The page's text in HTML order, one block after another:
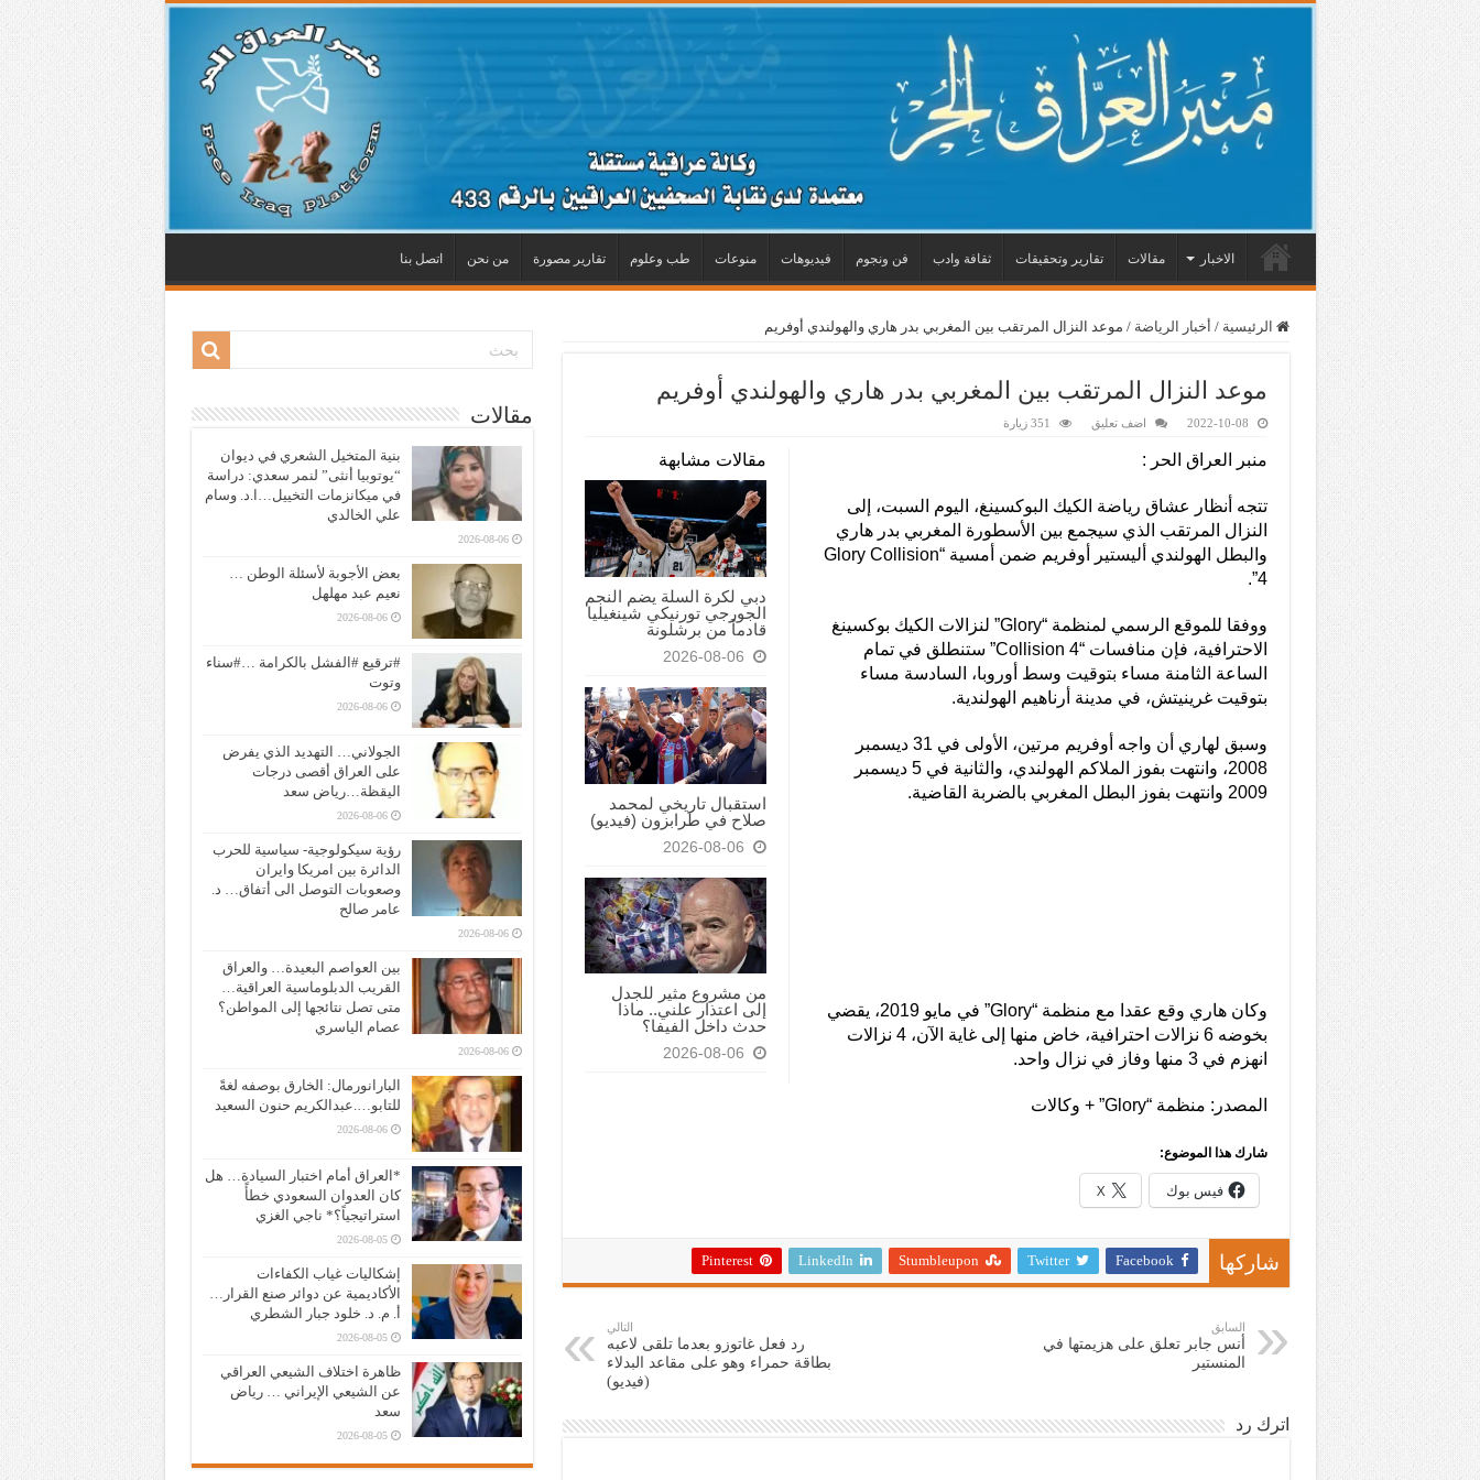
الاخبار مقالات تقارير وتحقيقات ثقافة وادب فن ونجوم فيديوهات منوعات طب وعلوم تقارير مصورة من نحن اتصل بنا
الرئيسية / أخبار الرياضة / موعد النزال المرتقب بين المغربي بدر هاري والهولندي أوفريم
موعد النزال المرتقب بين المغربي بدر هاري والهولندي أوفريم
2022-10-08 اضف تعليق 351 زيارة
مقالات مشابهة
دبي لكرة السلة يضم النجم
الجورجي تورنيكي شينغيليا
قادماً من برشلونة
2026-08-06
استقبال تاريخي لمحمد
صلاح في طرابزون (فيديو)
2026-08-06
من مشروع مثير للجدل
إلى اعتذار علني.. ماذا
حدث داخل الفيفا؟
2026-08-06
منبر العراق الحر :
تتجه أنظار عشاق رياضة الكيك البوكسينغ، اليوم السبت، إلى
النزال المرتقب الذي سيجمع بين الأسطورة المغربي بدر هاري
والبطل الهولندي أليستير أوفريم ضمن أمسية “Glory Collision
4”.
ووفقا للموقع الرسمي لمنظمة “Glory” لنزالات الكيك بوكسينغ
الاحترافية، فإن منافسات “Collision 4” ستنطلق في تمام
الساعة الثامنة مساء بتوقيت وسط أوروبا، السادسة مساء
بتوقيت غرينيتش، في مدينة أرناهيم الهولندية.
وسبق لهاري أن واجه أوفريم مرتين، الأولى في 31 ديسمبر
2008، وانتهت بفوز الملاكم الهولندي، والثانية في 5 ديسمبر
2009 وانتهت بفوز البطل المغربي بالضربة القاضية.
وكان هاري وقع عقدا مع منظمة “Glory” في مايو 2019، يقضي
بخوضه 6 نزالات احترافية، خاض منها إلى غاية الآن، 4 نزالات
انهزم في 3 منها وفاز في نزال واحد.
المصدر: منظمة “Glory” + وكالات
شارك هذا الموضوع:
فيس بوك X
شاركها Facebook
Twitter
Stumbleupon
LinkedIn
Pinterest
السابق
أنس جابر تعلق على هزيمتها في
المنستير
التالي
رد فعل غاتوزو بعدما تلقى لاعبه
بطاقة حمراء وهو على مقاعد البدلاء
(فيديو)
اترك رد
مقالات
بنية المتخيل الشعري في ديوان
“يوتوبيا أنثى” لنمر سعدي: دراسة
في ميكانزمات التخييل…ا.د. وسام
علي الخالدي
2026-08-06
بعض الأجوبة لأسئلة الوطن …
نعيم عبد مهلهل
2026-08-06
#ترقيع #الفشل بالكرامة …#سناء
وتوت
2026-08-06
الجولاني… التهديد الذي يفرض
على العراق أقصى درجات
اليقظة…رياض سعد
2026-08-06
رؤية سيكولوجية- سياسية للحرب
الدائرة بين امريكا وايران
وصعوبات التوصل الى أتفاق… د.
عامر صالح
2026-08-06
بين العواصم البعيدة… والعراق
القريب الدبلوماسية العراقية…
متى تصل نتائجها إلى المواطن؟
عصام الياسري
2026-08-06
البارانورمال: الخارق بوصفه لغةً
للتابو….عبدالكريم حنون السعيد
2026-08-06
*العراق أمام اختبار السيادة… هل
كان العدوان السعودي خطأً
استراتيجياً؟* ناجي الغزي
2026-08-05
إشكاليات غياب الكفاءات
الأكاديمية عن دوائر صنع القرار…
أ. م. د. خلود جبار الشطري
2026-08-05
ظاهرة اختلاف الشيعي العراقي
عن الشيعي الإيراني … رياض
سعد
2026-08-05